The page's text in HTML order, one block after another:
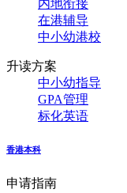
内地衔接
在港辅导
中小幼港校
升读方案
中小幼指导
GPA管理
标化英语
香港本科
申请指南